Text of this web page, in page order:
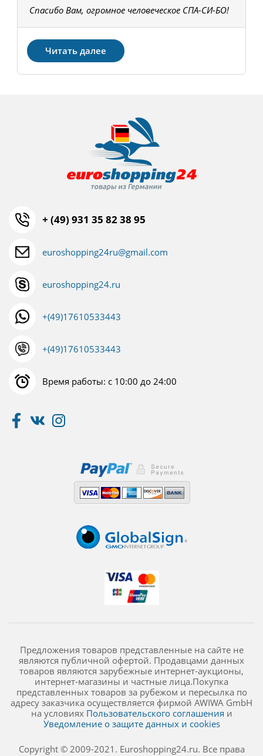
Спасибо Вам, огромное человеческое СПА-СИ-БО!
Читать далее
+ (49) 931 35 82 38 95
euroshopping24ru@gmail.com
euroshopping24.ru
+(49)17610533443
+(49)17610533443
Время работы: с 10:00 до 24:00
Предложения товаров представленные на сайте не
являются публичной офертой. Продавцами данных
товаров являются зарубежные интернет-аукционы,
интернет-магазины и частные лица.Покупка
представленных товаров за рубежом и пересылка по
адресу заказчика осуществляется фирмой AWIWA GmbH
на условиях Пользовательского соглашения и
Уведомление о защите данных и cookies
Copyright © 2009-2021. Euroshopping24.ru. Все права